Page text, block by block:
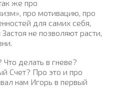
же про
про мотивацию, про
для самих себя,
не позволяют расти,
делать в гневе?
Счет? Про это и про
нам Игорь в первый